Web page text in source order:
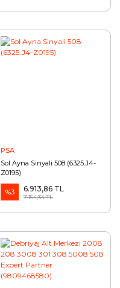
PSA
Sol Ayna Sinyali 508 (6325.J4-
Z0195)
%3 6.913,86 TL
7.154,34 TL